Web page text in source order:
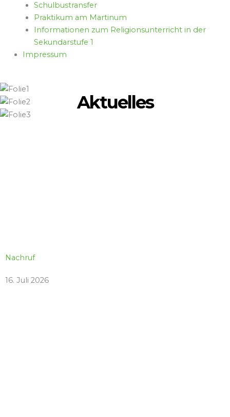
Schulbustransfer
Praktikum am Martinum
Informationen zum Religionsunterricht in der
Sekundarstufe 1
Impressum
Aktuelles
Nachruf
16. Juli 2026